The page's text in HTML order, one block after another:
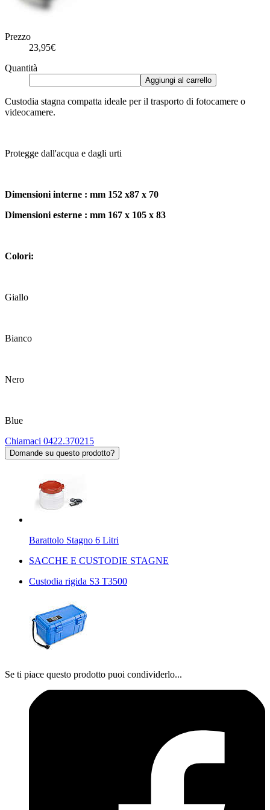
Prezzo
23,95€
Quantità
Aggiungi al carrello
Custodia stagna compatta ideale per il trasporto di fotocamere o
videocamere.
Protegge dall'acqua e dagli urti
Dimensioni interne : mm 152 x87 x 70
Dimensioni esterne : mm 167 x 105 x 83
Colori:
Giallo
Bianco
Nero
Blue
Chiamaci 0422.370215
Domande su questo prodotto?
Barattolo Stagno 6 Litri
SACCHE E CUSTODIE STAGNE
Custodia rigida S3 T3500
Se ti piace questo prodotto puoi condividerlo...